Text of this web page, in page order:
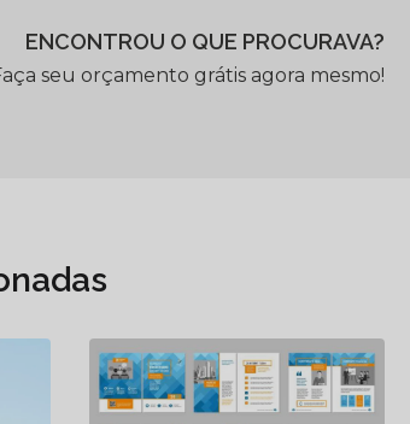
ENCONTROU O QUE PROCURAVA?
seu orçamento grátis agora mesmo!